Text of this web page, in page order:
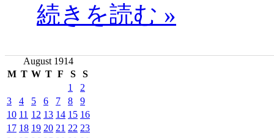
続きを読む »
August 1914
M T W T F S S
1
2
3
4 5 6 7 8
9
10 11 12 13 14 15 16
17 18 19 20 21 22 23